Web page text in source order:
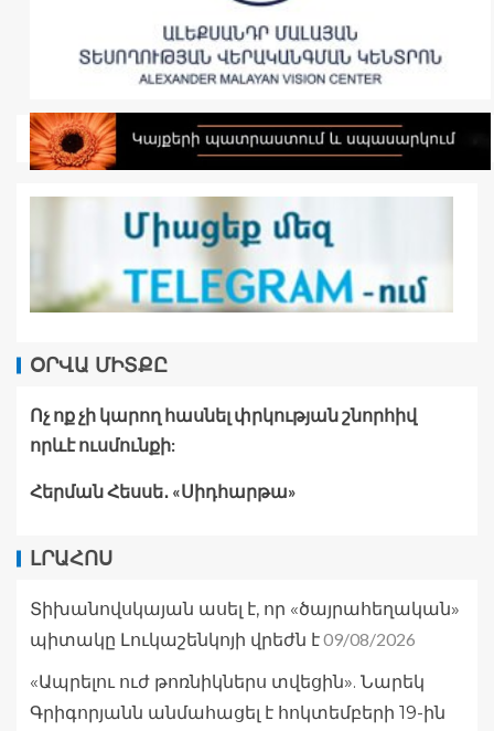
ՕՐՎԱ ՄԻՏՔԸ
Ոչ ոք չի կարող հասնել փրկության շնորհիվ
որևէ ուսմունքի:
Հերման Հեսսե․ «Սիդհարթա»
ԼՐԱՀՈՍ
Տիխանովսկայան ասել է, որ «ծայրահեղական»
պիտակը Լուկաշենկոյի վրեժն է09/08/2026
«Ապրելու ուժ թոռնիկներս տվեցին». Նարեկ
Գրիգորյանն անմահացել է հոկտեմբերի 19-ին